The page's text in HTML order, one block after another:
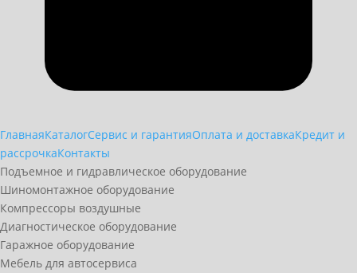
ГлавнаяКаталогСервис и гарантияОплата и доставкаКредит и
рассрочкаКонтакты
Подъемное и гидравлическое оборудование
Шиномонтажное оборудование
Компрессоры воздушные
Диагностическое оборудование
Гаражное оборудование
Мебель для автосервиса